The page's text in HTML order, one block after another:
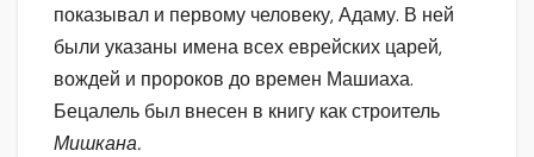
показывал и первому человеку, Адаму. В ней
были указаны имена всех еврейских царей,
вождей и пророков до времен Машиаха.
Бецалель был внесен в книгу как строитель
Мишкана.